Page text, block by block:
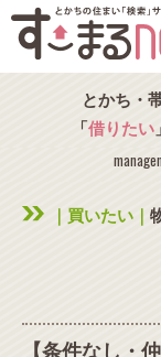
とかち・
「借りたい
｜買いたい｜
【条件なし・